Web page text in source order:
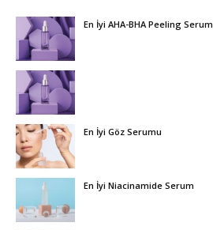
En İyi AHA-BHA Peeling Serum
En İyi Göz Serumu
En İyi Niacinamide Serum